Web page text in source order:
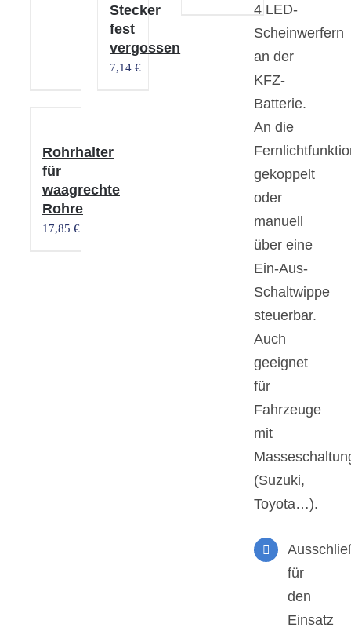
Stecker
fest
vergossen
7,14€
Rohrhalter
für
waagrechte
Rohre
17,85 €
4 LED-
Scheinwerfern
an der
KFZ-
Batterie.
An die
gekoppelt
oder
manuell
über eine
Ein-Aus-
Schaltwippe
steuerbar.
Auch
geeignet
für
Fahrzeuge
mit
(Suzuki,
Toyota…).
für
den
Einsatz